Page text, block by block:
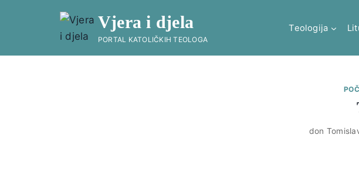
Vjera i djela
PORTAL KATOLIČKIH TEOLOGA
Teologija
don